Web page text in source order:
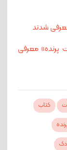
«لاک‌پشت پرنده» معرفی
کتاب